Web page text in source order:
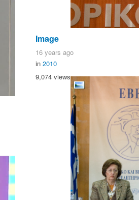
Image
16 years ago
in 2010
9,074 views